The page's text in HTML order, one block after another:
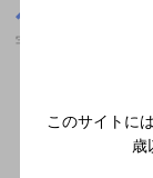
宇治山田駅(三重県)
このサイトに
歳